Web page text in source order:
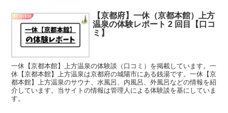
銭湯体験
【京都府】一休（京都本館）上方
温泉の体験レポート 2 回目【口コ
ミ】
一休【京都本館】上方温泉の体験談（口コミ）を掲載しています。一
休【京都本館】上方温泉は京都府の城陽市にある銭湯です。一休【京
都本館】上方温泉のサウナ、水風呂、内風呂、外風呂などの情報を紹
介しています。当サイトの情報は管理人による体験談を基にしていま
す。